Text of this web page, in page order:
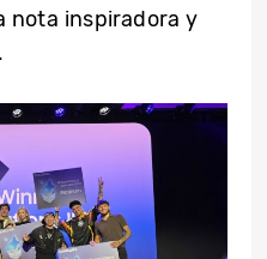
nota inspiradora y